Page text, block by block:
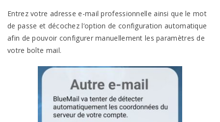
Entrez votre adresse e-mail professionnelle ainsi que le mot
de passe et décochez l’option de configuration automatique
afin de pouvoir configurer manuellement les paramètres de
votre boîte mail.